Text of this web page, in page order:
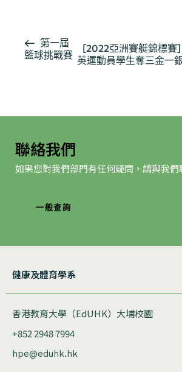
活
動
第一屆
籃球挑戰賽
[2022亞洲賽艇錦標賽
英運動員學生奪三金一
聯絡我們
如果您對我們部門有任何疑問，請與我們
一般查詢
健康及體育學系
香港教育大學（EdUHK）大埔校園
+852 2948 7994
hpe@eduhk.hk